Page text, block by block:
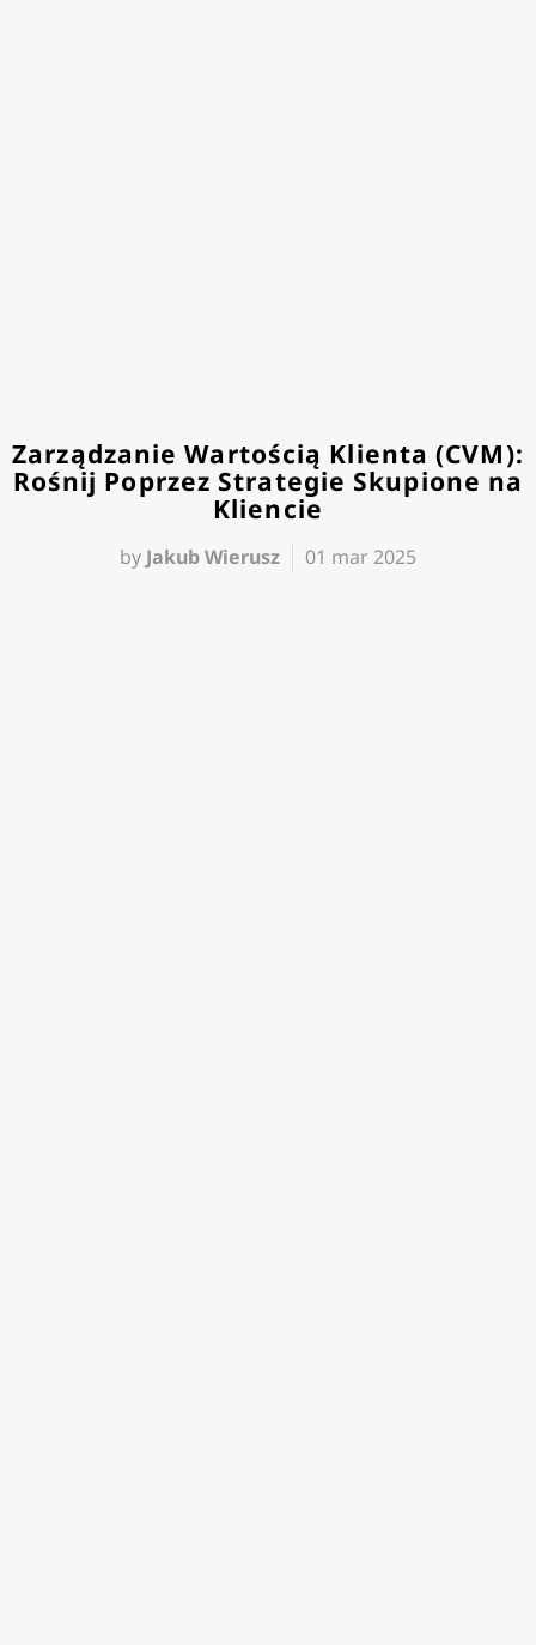
Zarządzanie Wartością Klienta (CVM):
Rośnij Poprzez Strategie Skupione na
Kliencie
by Jakub Wierusz 01 mar 2025